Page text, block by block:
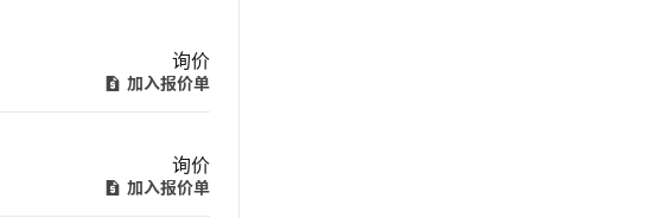
询价
加入报价单
询价
加入报价单